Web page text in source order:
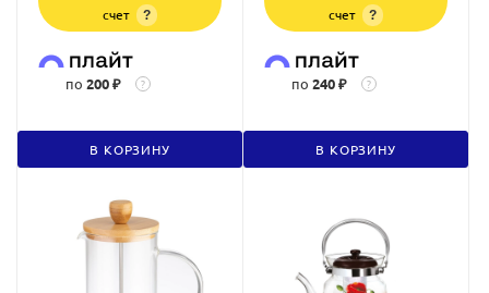
счет
?
по 200 ₽ ?
В КОРЗИНУ
счет
?
по 240 ₽ ?
В КОРЗИНУ